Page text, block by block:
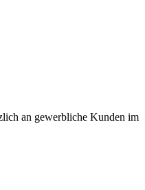
an gewerbliche Kunden im